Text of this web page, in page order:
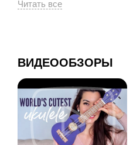
верхняя дека украшена
ребенка. Так как гитара
есть меньше сопрано),
вариант настройки A D F# B
Такое сочетание позволит
натяжение струн для мягкого,
звучания.
ВИДЕООБЗОРЫ